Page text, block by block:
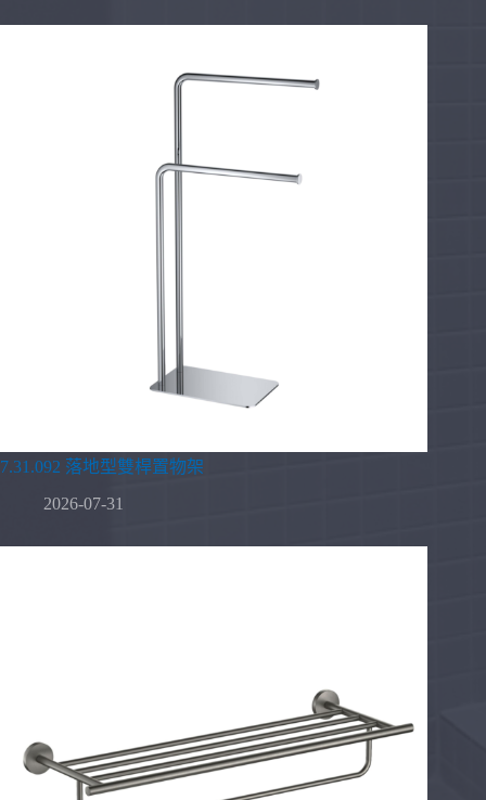
7.31.092 落地型雙桿置物架
2026-07-31